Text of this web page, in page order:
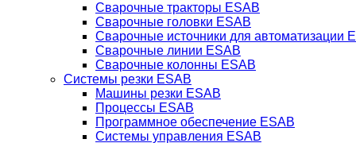
Сварочные тракторы ESAB
Сварочные головки ESAB
Сварочные источники для автоматизации
Сварочные линии ESAB
Сварочные колонны ESAB
Системы резки ESAB
Машины резки ESAB
Процессы ESAB
Программное обеспечение ESAB
Системы управления ESAB